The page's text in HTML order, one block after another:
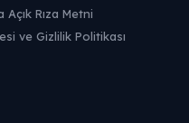
Rıza Metni
ve Gizlilik Politikası